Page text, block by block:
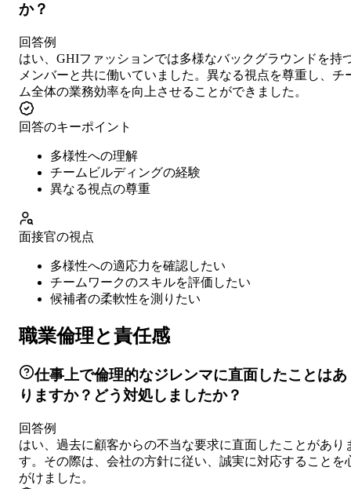
か？
回答例
はい、GHIファッションでは多様なバックグラウンドを持
メンバーと共に働いていました。異なる視点を尊重し、チ
ム全体の業務効率を向上させることができました。
回答のキーポイント
多様性への理解
チームビルディングの経験
異なる視点の尊重
面接官の視点
多様性への適応力を確認したい
チームワークのスキルを評価したい
候補者の柔軟性を測りたい
職業倫理と責任感
仕事上で倫理的なジレンマに直面したことはあ
りますか？どう対処しましたか？
回答例
はい、過去に顧客からの不当な要求に直面したことがあり
す。その際は、会社の方針に従い、誠実に対応することを
がけました。